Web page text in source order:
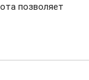
позволяет